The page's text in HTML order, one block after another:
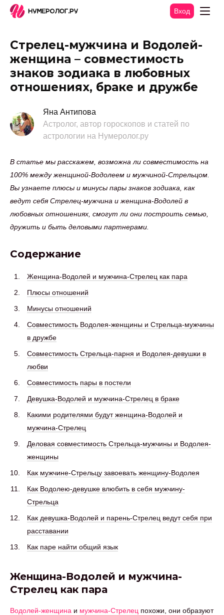
Вход
Стрелец-мужчина и Водолей-
женщина – совместимость
знаков зодиака в любовных
отношениях, браке и дружбе
Яна Антипова
Астролог, автор гороскопов и статей по
астрологии на Нумеролог.ру
В статье мы расскажем, возможна ли совместимость на
100% между женщиной-Водолеем и мужчиной-Стрельцом.
Вы узнаете плюсы и минусы пары знаков зодиака, как
ведут себя Стрелец-мужчина и женщина-Водолей в
любовных отношениях, смогут ли они построить семью,
дружить и быть деловыми партнерами.
Содержание
Женщина-Водолей и мужчина-Стрелец как пара
Плюсы отношений
Минусы отношений
Совместимость Водолея-женщины и Стрельца-мужчины
в дружбе
Совместимость Стрельца-парня и Водолея-девушки в
любви
Совместимость пары в постели
Девушка-Водолей и мужчина-Стрелец в браке
Какими родителями будут женщина-Водолей и
мужчина-Стрелец
Деловая совместимость Стрельца-мужчины и Водолея-
женщины
Как мужчине-Стрельцу завоевать женщину-Водолея
Как Водолею-девушке влюбить в себя мужчину-
Стрельца
Как девушка-Водолей и парень-Стрелец ведут себя при
расставании
Как паре найти общий язык
Женщина-Водолей и мужчина-
Стрелец как пара
Водолей-женщина и мужчина-Стрелец похожи, они образуют